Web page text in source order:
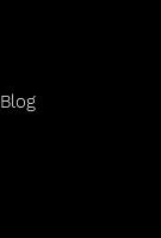
Blog